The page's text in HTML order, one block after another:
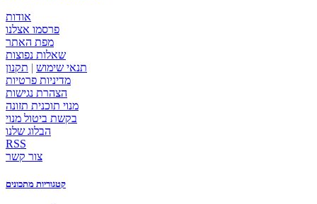
אודות
פרסמו אצלנו
מפת האתר
שאלות נפוצות
תנאי שימוש | תקנון
מדיניות פרטיות
הצהרת נגישות
מנוי תוכנית תזונה
בקשת ביטול מנוי
הבלוג שלנו
RSS
צור קשר
קטגוריות מתכונים